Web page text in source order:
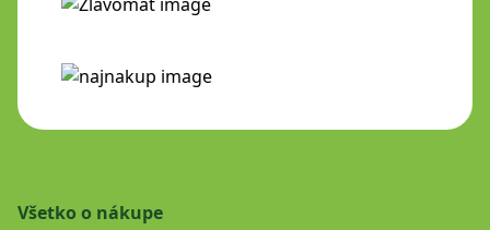
Všetko o nákupe